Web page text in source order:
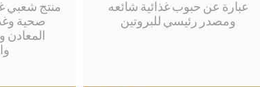
منتج شعبي
صحية
عبارة عن حبوب غذائية شائعه
ومصدر رئيسي للبروتين